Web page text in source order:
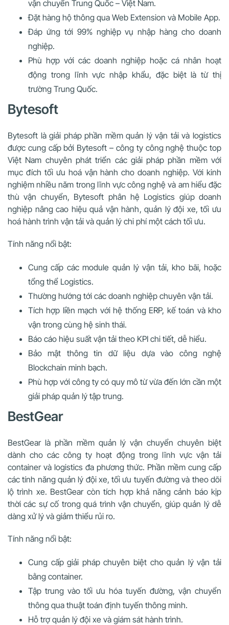
vận chuyển Trung Quốc – Việt Nam.
Đặt hàng hộ thông qua Web Extension và Mobile App.
Đáp ứng tới 99% nghiệp vụ nhập hàng cho doanh
nghiệp.
Phù hợp với các doanh nghiệp hoặc cá nhân hoạt
động trong lĩnh vực nhập khẩu, đặc biệt là từ thị
trường Trung Quốc.
Bytesoft
Bytesoft là giải pháp phần mềm quản lý vận tải và logistics
được cung cấp bởi Bytesoft – công ty công nghệ thuộc top
Việt Nam chuyên phát triển các giải pháp phần mềm với
mục đích tối ưu hoá vận hành cho doanh nghiệp. Với kinh
nghiệm nhiều năm trong lĩnh vực công nghệ và am hiểu đặc
thù vận chuyển, Bytesoft phân hệ Logistics giúp doanh
nghiệp nâng cao hiệu quả vận hành, quản lý đội xe, tối ưu
hoá hành trình vận tải và quản lý chi phí một cách tối ưu.
Tính năng nổi bật:
Cung cấp các module quản lý vận tải, kho bãi, hoặc
tổng thể Logistics.
Thường hướng tới các doanh nghiệp chuyên vận tải.
Tích hợp liền mạch với hệ thống ERP, kế toán và kho
vận trong cùng hệ sinh thái.
Báo cáo hiệu suất vận tải theo KPI chi tiết, dễ hiểu.
Bảo mật thông tin dữ liệu dựa vào công nghệ
Blockchain minh bạch.
Phù hợp với công ty có quy mô từ vừa đến lớn cần một
giải pháp quản lý tập trung.
BestGear
BestGear là phần mềm quản lý vận chuyển chuyên biệt
dành cho các công ty hoạt động trong lĩnh vực vận tải
container và logistics đa phương thức. Phần mềm cung cấp
các tính năng quản lý đội xe, tối ưu tuyến đường và theo dõi
lộ trình xe. BestGear còn tích hợp khả năng cảnh báo kịp
thời các sự cố trong quá trình vận chuyển, giúp quản lý dễ
dàng xử lý và giảm thiểu rủi ro.
Tính năng nổi bật:
Cung cấp giải pháp chuyên biệt cho quản lý vận tải
bằng container.
Tập trung vào tối ưu hóa tuyến đường, vận chuyển
thông qua thuật toán định tuyến thông minh.
Hỗ trợ quản lý đội xe và giám sát hành trình.